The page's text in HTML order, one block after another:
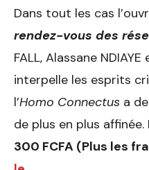
Dans tout les cas
rendez-vous des
FALL, Alassane
interpelle les esprits
l’Homo Connectus a
de plus en plus affinée.
300 FCFA (Plus les